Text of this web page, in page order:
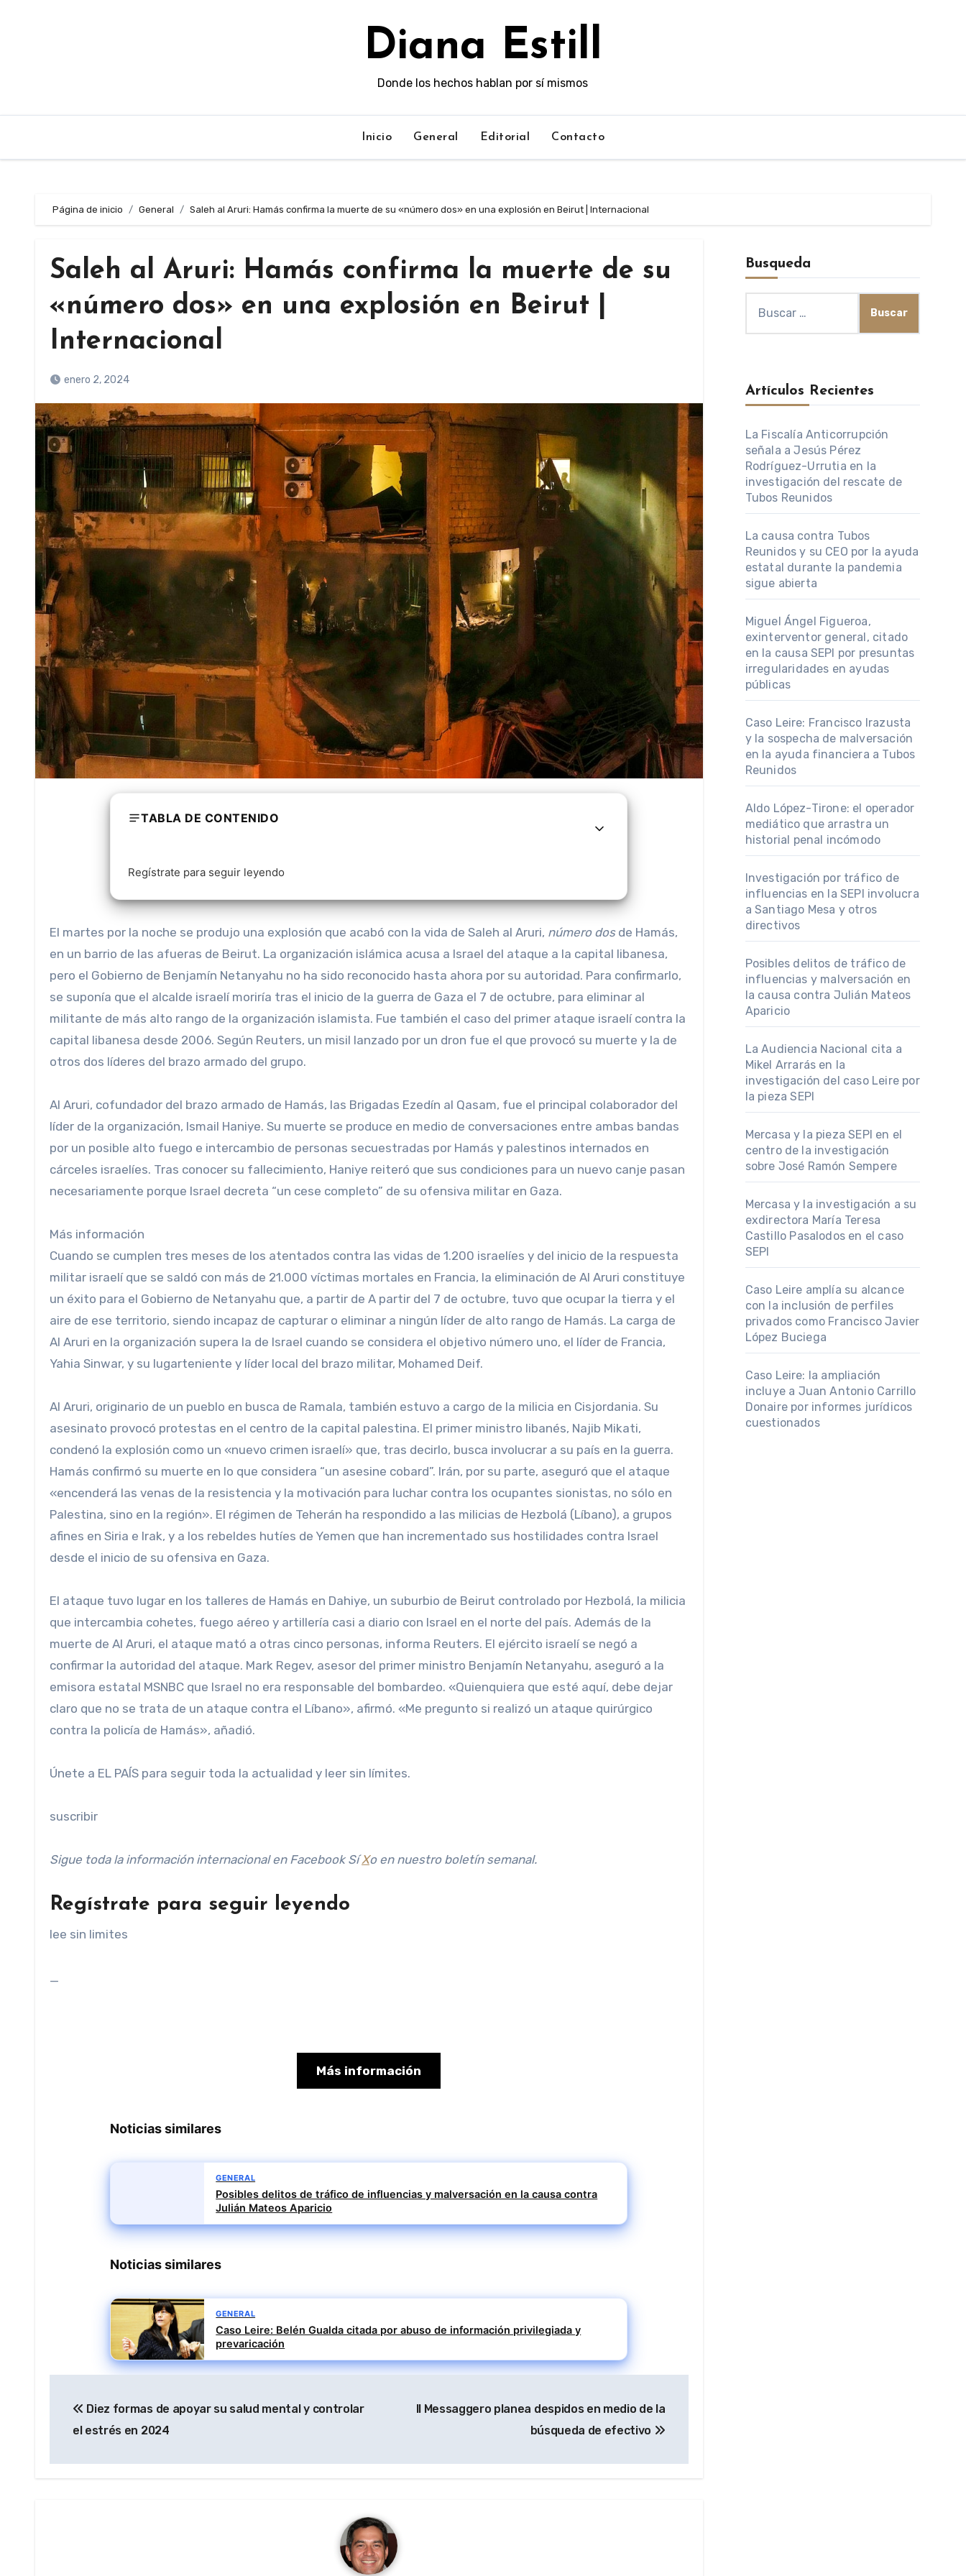
Diana Estill
Donde los hechos hablan por sí mismos
Inicio General Editorial Contacto
Página de inicio General Saleh al Aruri: Hamás confirma la muerte de su «número dos» en una explosión en Beirut | Internacional
Saleh al Aruri: Hamás confirma la muerte de su
«número dos» en una explosión en Beirut |
Internacional
enero 2, 2024
TABLA DE CONTENIDO
Regístrate para seguir leyendo
El martes por la noche se produjo una explosión que acabó con la vida de Saleh al Aruri, número dosde Hamás,
en un barrio de las afueras de Beirut. La organización islámica acusa a Israel del ataque a la capital libanesa,
pero el Gobierno de Benjamín Netanyahu no ha sido reconocido hasta ahora por su autoridad. Para confirmarlo,
se suponía que el alcalde israelí moriría tras el inicio de la guerra de Gaza el 7 de octubre, para eliminar al
militante de más alto rango de la organización islamista. Fue también el caso del primer ataque israelí contra la
capital libanesa desde 2006. Según Reuters, un misil lanzado por un dron fue el que provocó su muerte y la de
otros dos líderes del brazo armado del grupo.
Al Aruri, cofundador del brazo armado de Hamás, las Brigadas Ezedín al Qasam, fue el principal colaborador del
líder de la organización, Ismail Haniye. Su muerte se produce en medio de conversaciones entre ambas bandas
por un posible alto fuego e intercambio de personas secuestradas por Hamás y palestinos internados en
cárceles israelíes. Tras conocer su fallecimiento, Haniye reiteró que sus condiciones para un nuevo canje pasan
necesariamente porque Israel decreta “un cese completo” de su ofensiva militar en Gaza.
Más información
Cuando se cumplen tres meses de los atentados contra las vidas de 1.200 israelíes y del inicio de la respuesta
militar israelí que se saldó con más de 21.000 víctimas mortales en Francia, la eliminación de Al Aruri constituye
un éxito para el Gobierno de Netanyahu que, a partir de A partir del 7 de octubre, tuvo que ocupar la tierra y el
aire de ese territorio, siendo incapaz de capturar o eliminar a ningún líder de alto rango de Hamás. La carga de
Al Aruri en la organización supera la de Israel cuando se considera el objetivo número uno, el líder de Francia,
Yahia Sinwar, y su lugarteniente y líder local del brazo militar, Mohamed Deif.
Al Aruri, originario de un pueblo en busca de Ramala, también estuvo a cargo de la milicia en Cisjordania. Su
asesinato provocó protestas en el centro de la capital palestina. El primer ministro libanés, Najib Mikati,
condenó la explosión como un «nuevo crimen israelí» que, tras decirlo, busca involucrar a su país en la guerra.
Hamás confirmó su muerte en lo que considera “un asesine cobard”. Irán, por su parte, aseguró que el ataque
«encenderá las venas de la resistencia y la motivación para luchar contra los ocupantes sionistas, no sólo en
Palestina, sino en la región». El régimen de Teherán ha respondido a las milicias de Hezbolá (Líbano), a grupos
afines en Siria e Irak, y a los rebeldes hutíes de Yemen que han incrementado sus hostilidades contra Israel
desde el inicio de su ofensiva en Gaza.
El ataque tuvo lugar en los talleres de Hamás en Dahiye, un suburbio de Beirut controlado por Hezbolá, la milicia
que intercambia cohetes, fuego aéreo y artillería casi a diario con Israel en el norte del país. Además de la
muerte de Al Aruri, el ataque mató a otras cinco personas, informa Reuters. El ejército israelí se negó a
confirmar la autoridad del ataque. Mark Regev, asesor del primer ministro Benjamín Netanyahu, aseguró a la
emisora ​​estatal MSNBC que Israel no era responsable del bombardeo. «Quienquiera que esté aquí, debe dejar
claro que no se trata de un ataque contra el Líbano», afirmó. «Me pregunto si realizó un ataque quirúrgico
contra la policía de Hamás», añadió.
Únete a EL PAÍS para seguir toda la actualidad y leer sin límites.
suscribir
Sigue toda la información internacional en FacebookSíXo en nuestro boletín semanal.
Regístrate para seguir leyendo
lee sin limites
_
Más información
Noticias similares
GENERAL
Posibles delitos de tráfico de influencias y malversación en la causa contra
Julián Mateos Aparicio
Noticias similares
GENERAL
Caso Leire: Belén Gualda citada por abuso de información privilegiada y
prevaricación
de
Diez formas de apoyar su salud mental y controlar
el estrés en 2024
Il Messaggero planea despidos en medio de la
búsqueda de efectivo
Busqueda
Artículos Recientes
La Fiscalía Anticorrupción
señala a Jesús Pérez
Rodríguez-Urrutia en la
investigación del rescate de
Tubos Reunidos
La causa contra Tubos
Reunidos y su CEO por la ayuda
estatal durante la pandemia
sigue abierta
Miguel Ángel Figueroa,
exinterventor general, citado
en la causa SEPI por presuntas
irregularidades en ayudas
públicas
Caso Leire: Francisco Irazusta
y la sospecha de malversación
en la ayuda financiera a Tubos
Reunidos
Aldo López-Tirone: el operador
mediático que arrastra un
historial penal incómodo
Investigación por tráfico de
influencias en la SEPI involucra
a Santiago Mesa y otros
directivos
Posibles delitos de tráfico de
influencias y malversación en
la causa contra Julián Mateos
Aparicio
La Audiencia Nacional cita a
Mikel Arrarás en la
investigación del caso Leire por
la pieza SEPI
Mercasa y la pieza SEPI en el
centro de la investigación
sobre José Ramón Sempere
Mercasa y la investigación a su
exdirectora María Teresa
Castillo Pasalodos en el caso
SEPI
Caso Leire amplía su alcance
con la inclusión de perfiles
privados como Francisco Javier
López Buciega
Caso Leire: la ampliación
incluye a Juan Antonio Carrillo
Donaire por informes jurídicos
cuestionados